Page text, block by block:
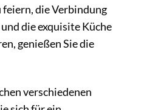
feiern, die Verbindung
die exquisite Küche
genießen Sie die
verschiedenen